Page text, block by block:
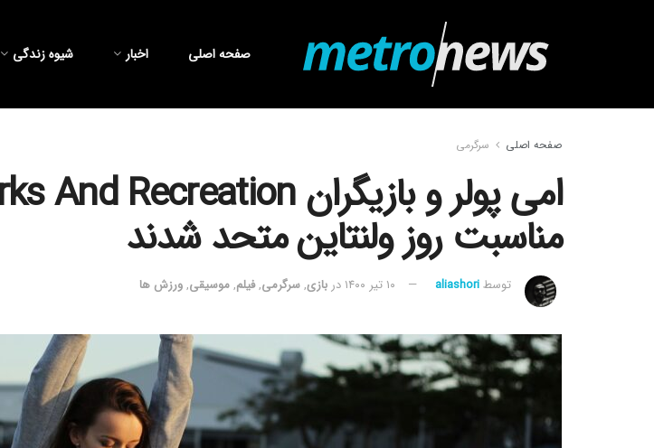
صفحه اصلی اخبار شیوه زندگی
صفحه اصلی سرگرمی
مناسبت روز ولنتاین متحد شدند
توسطaliashori ۱۰ تیر ۱۴۰۰ در بازی,سرگرمی,فیلم,موسیقی,ورزش ها